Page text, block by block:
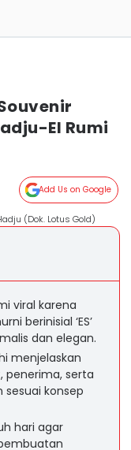
El Rumi
Add Us on Google
(Dok. Lotus Gold)
viral karena
berinisial ‘ES’
dan elegan.
menjelaskan
penerima, serta
konsep
hari agar